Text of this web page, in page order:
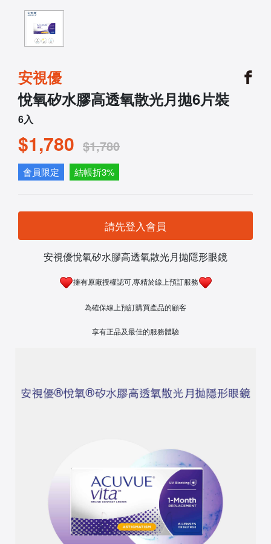
安視優
悅氧矽水膠高透氧散光月拋6片裝
6入
$1,780 $1,780
會員限定 結帳折3%
請先登入會員
安視優悅氧矽水膠高透氧散光月拋隱形眼鏡
擁有原廠授權認可,專精於線上預訂服務
為確保線上預訂購買產品的顧客
享有正品及最佳的服務體驗